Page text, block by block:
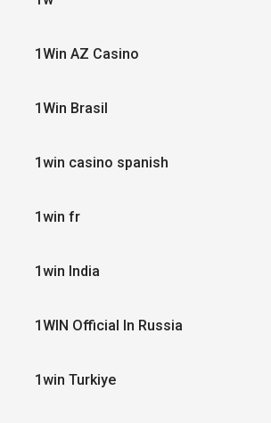
1Win AZ Casino
1Win Brasil
1win casino spanish
1win fr
1win India
1WIN Official In Russia
1win Turkiye